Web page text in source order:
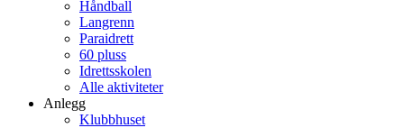
Håndball
Langrenn
Paraidrett
60 pluss
Idrettsskolen
Alle aktiviteter
Anlegg
Klubbhuset